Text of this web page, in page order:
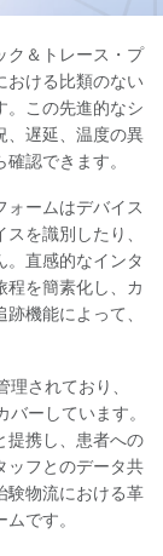
ク＆トレース・プ
おける比類のない
。この先進的なシ
、遅延、温度の異
認できます。
ォームはデバイス
を識別したり、
。直感的なインタ
程を簡素化し、カ
機能によって、
されており、
ーしています。
提携し、患者への
ッフとのデータ共
験物流における革
です。